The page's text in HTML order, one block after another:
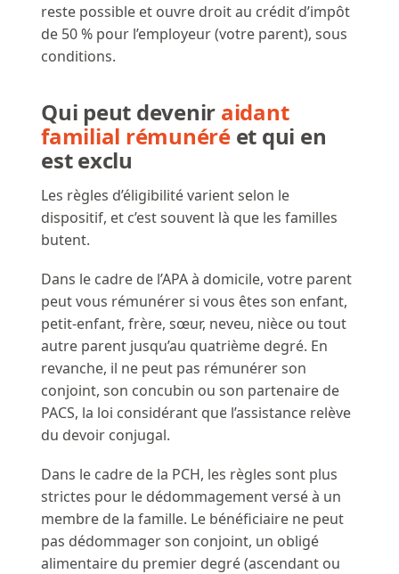
reste possible et ouvre droit au crédit d’impôt
de 50 % pour l’employeur (votre parent), sous
conditions.
Qui peut devenir aidant
familial rémunéréet qui en
est exclu
Les règles d’éligibilité varient selon le
dispositif, et c’est souvent là que les familles
butent.
Dans le cadre de l’APA à domicile, votre parent
peut vous rémunérer si vous êtes son enfant,
petit-enfant, frère, sœur, neveu, nièce ou tout
autre parent jusqu’au quatrième degré. En
revanche, il ne peut pas rémunérer son
conjoint, son concubin ou son partenaire de
PACS, la loi considérant que l’assistance relève
du devoir conjugal.
Dans le cadre de la PCH, les règles sont plus
strictes pour le dédommagement versé à un
membre de la famille. Le bénéficiaire ne peut
pas dédommager son conjoint, un obligé
alimentaire du premier degré (ascendant ou